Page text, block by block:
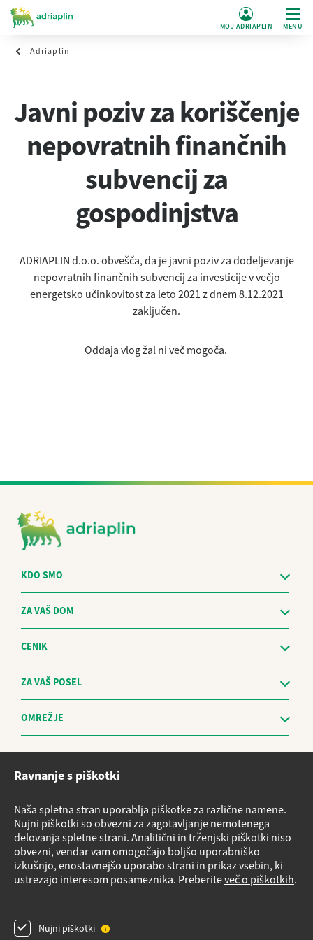
MOJ ADRIAPLIN MENU
Adriaplin
Javni poziv za koriščenje
nepovratnih finančnih
subvencij za
gospodinjstva
ADRIAPLIN d.o.o. obvešča, da je javni poziv za dodeljevanje
nepovratnih finančnih subvencij za investicije v večjo
energetsko učinkovitost za leto 2021 z dnem 8.12.2021
zaključen.
Oddaja vlog žal ni več mogoča.
KDO SMO
ZA VAŠ DOM
CENIK
ZA VAŠ POSEL
OMREŽJE
Sistem za prijavo nepravilnosti in obravnavo prijaviteljev - The
Vloge za storitve
Načrt nujnih ukrepov v primeru izrednih razmer
Izvensodno reševanje potrošniških sporov
Varnostni listi
Pregled plinske napeljave
Ravnanje s piškotki
Naša spletna stran uporablja piškotke za različne namene.
Nujni piškotki so obvezni za zagotavljanje nemotenega
delovanja spletne strani. Analitični in trženjski piškotki niso
obvezni, vendar vam omogočajo boljšo uporabniško
izkušnjo, enostavnejšo uporabo strani in prikaz vsebin, ki
ustrezajo interesom posameznika. Preberiteveč o piškotkih.
Nujni piškotki